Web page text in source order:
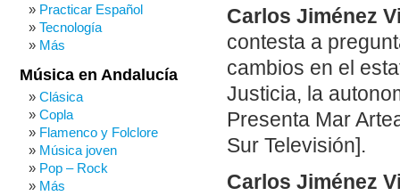
Carlos Jiménez
contesta a
cambios en el
Justicia, la
Presenta Mar
Sur Televisión].
Carlos Jiménez
Practicar Español
Tecnología
Más
Música en Andalucía
Clásica
Copla
Flamenco y Folclore
Música joven
Pop – Rock
Más